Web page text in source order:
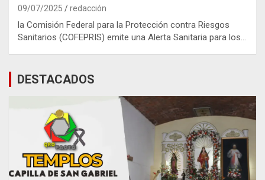
09/07/2025 redacción
la Comisión Federal para la Protección contra Riesgos
Sanitarios (COFEPRIS) emite una Alerta Sanitaria para los…
DESTACADOS